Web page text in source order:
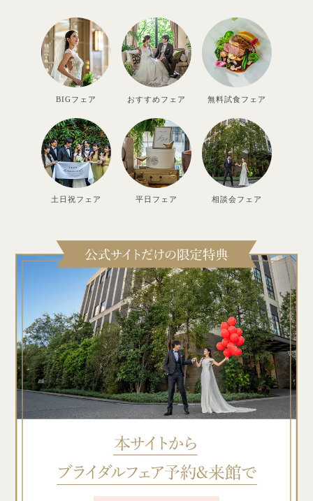
BIGフェア おすすめフェア 無料試食フェア
土日祝フェア 平日フェア 相談会フェア